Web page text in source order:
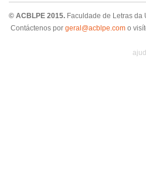
© ACBLPE 2015. Faculdade de Letras
Contáctenos por geral@acblpe.com o